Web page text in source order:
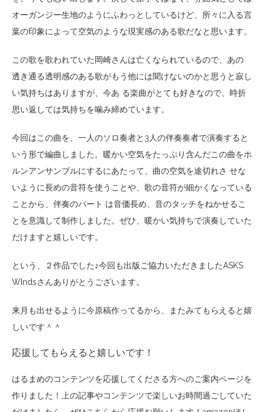
オーガンジー生地のようにふわっとしているけど、所々に入る言
葉の印象によって空気のような現実感のある歌だなと思います。
この歌を歌われていた岡崎さんは亡くなられているので、あの
透き通る透明感のある歌がもう他には聞けないのかと思うと寂し
い気持ちはありますが、今あ る楽曲がとても好きなので、時折
思い返しては気持ちを噛み締めています。
今回はこの曲を、一人のソロ奏者と3人の伴奏奏者で演奏すると
いう形で編曲しました。暖かい空気をたっぷり含んだこの曲をホ
ルンアンサンブルにするにあたって、曲の空気を途切れさ せな
いように長めの音符を使うことや、歌の音符が細かくなっている
ことから、伴奏のパート は音価長め、音のタッチをねかせるこ
とを意識して制作しました。ぜひ、暖かい気持ちで演奏していた
だけますと嬉しいです。
という、２作品でした♪今回も出版ご協力いただきましたASKS
WIndsさんありがとうございます。
来月も出せるように今原稿作ってるから、またみてもらえると嬉
しいです＾＾
応援してもらえると嬉しいです！
はるまめのコンテンツを応援してくださる方へのご案内ページを
作りました！上の記事やコンテンツで楽しいお時間過ごしていた